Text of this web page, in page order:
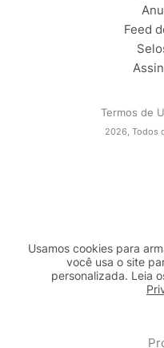
Feed
Termos de
2026, Todos
Usamos cookies para
você usa o site
personalizada. Leia